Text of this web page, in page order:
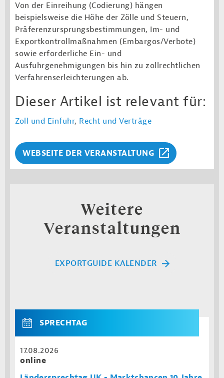
Von der Einreihung (Codierung) hängen
beispielsweise die Höhe der Zölle und Steuern,
Präferenzursprungsbestimmungen, Im- und
Exportkontrollmaßnahmen (Embargos/Verbote)
sowie erforderliche Ein- und
Ausfuhrgenehmigungen bis hin zu zollrechtlichen
Verfahrenserleichterungen ab.
Dieser Artikel ist relevant für:
Zoll und Einfuhr, Recht und Verträge
WEBSEITE DER VERANSTALTUNG
Weitere
Veranstaltungen
EXPORTGUIDE KALENDER
SPRECHTAG
17.08.2026
online